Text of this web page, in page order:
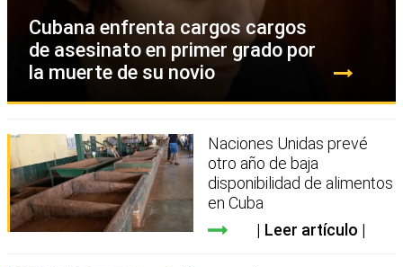
Cubana enfrenta cargos cargos
de asesinato en primer grado por
la muerte de su novio
Naciones Unidas prevé
otro año de baja
disponibilidad de alimentos
en Cuba
Leer artículo